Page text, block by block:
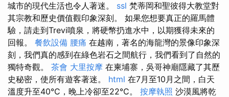
城市的現代生活也令人著迷。 ssl 梵蒂岡和聖彼得大教堂對
其宗教和歷史價值觀印象深刻。 如果您想要真正的羅馬體
驗，請走到Trevi噴泉，將硬幣扔進水中，以期獲得未來的
回報。 餐飲設備 腰痛 在越南，著名的海龍灣的景像印象深
刻，我們真的感到在綠色岩石之間航行，我們看到了自然的
獨特奇觀。 茶會 大里按摩 在柬埔寨，吳哥神廟隱藏了其歷
史秘密，使所有遊客著迷。 html 在7月至10月之間，白天
溫度升至40°C，晚上冷卻至22°C。 按摩執照 沙漠風將乾